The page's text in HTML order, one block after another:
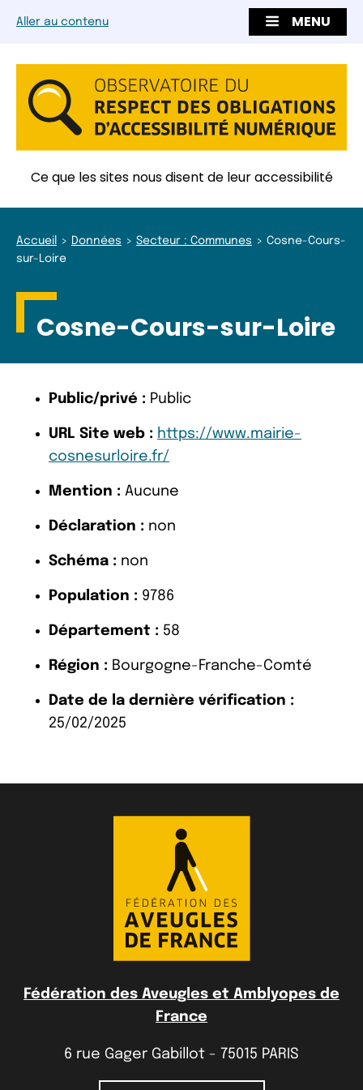
Aller au contenu MENU
Ce que les sites nous disent de leur accessibilité
Accueil Données Secteur : Communes
Cosne-Cours-
sur-Loire
Cosne-Cours-sur-Loire
Public/privé : Public
URL Site web : https://www.mairie-
cosnesurloire.fr/
Mention : Aucune
Déclaration : non
Schéma : non
Population : 9786
Département : 58
Région : Bourgogne-Franche-Comté
Date de la dernière vérification :
25/02/2025
Fédération des Aveugles et Amblyopes de
France
6 rue Gager Gabillot - 75015 PARIS